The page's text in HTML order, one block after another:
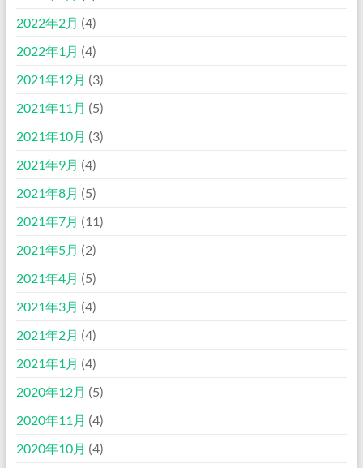
2022年2月 (4)
2022年1月 (4)
2021年12月 (3)
2021年11月 (5)
2021年10月 (3)
2021年9月 (4)
2021年8月 (5)
2021年7月 (11)
2021年5月 (2)
2021年4月 (5)
2021年3月 (4)
2021年2月 (4)
2021年1月 (4)
2020年12月 (5)
2020年11月 (4)
2020年10月 (4)